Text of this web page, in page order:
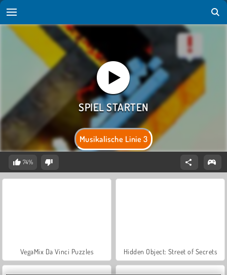
Musikalische Linie 3
74%
VegaMix Da Vinci Puzzles Hidden Object: Street of Secrets